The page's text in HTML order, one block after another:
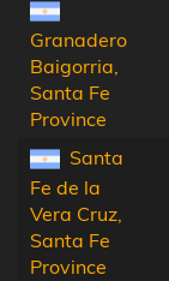
Granadero
Baigorria,
Santa Fe
Province
Santa
Fe de la
Vera Cruz,
Santa Fe
Province